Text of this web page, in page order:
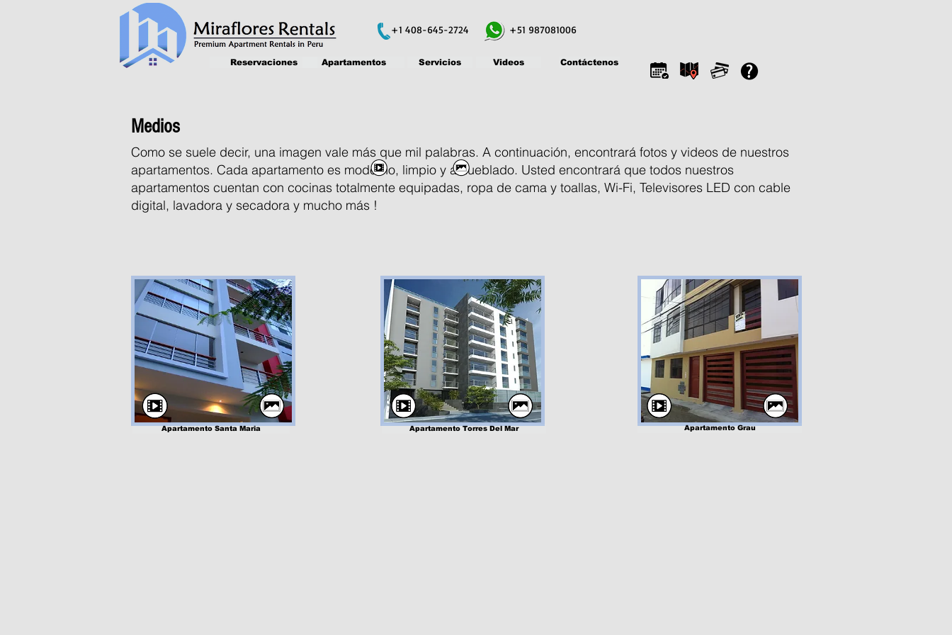
+1 408-645-2724 +51 987081006
Apartamentos
Reservaciones Contáctenos
Servicios Videos
Medios
Como se suele decir, una imagen vale más que mil palabras. A continuación, encontrará fotos y videos de nuestros
apartamentos. Cada apartamento es moderno, limpio y amueblado. Usted encontrará que todos nuestros
apartamentos cuentan con cocinas totalmente equipadas, ropa de cama y toallas, Wi-Fi, Televisores LED con cable
digital, lavadora y secadora y mucho más !
Apartamento Santa Maria Apartamento Torres Del Mar Apartamento Grau